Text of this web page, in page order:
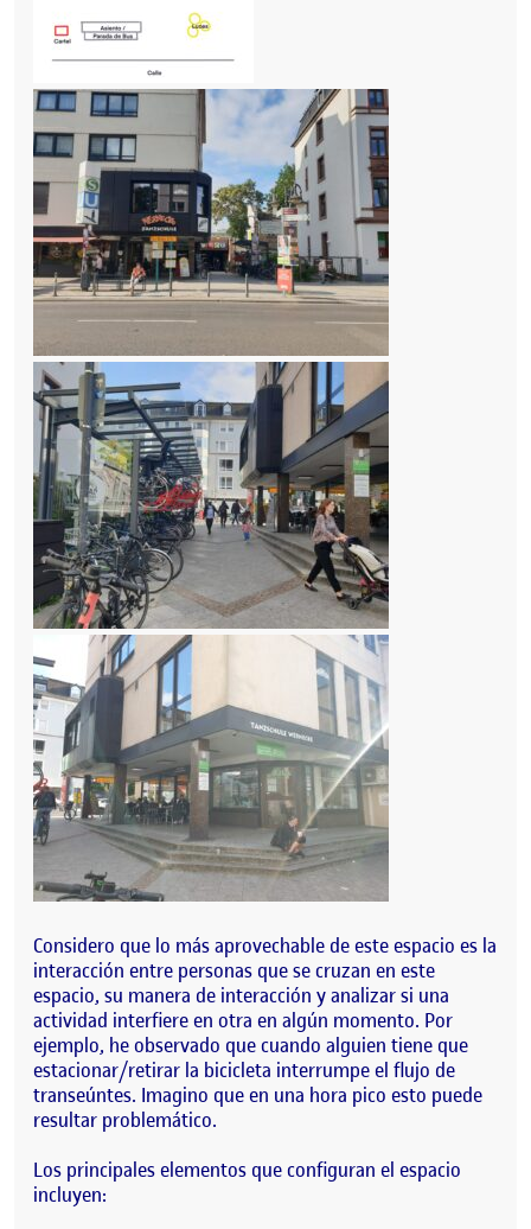
Considero que lo más aprovechable de este espacio es la
interacción entre personas que se cruzan en este
espacio, su manera de interacción y analizar si una
actividad interfiere en otra en algún momento. Por
ejemplo, he observado que cuando alguien tiene que
estacionar/retirar la bicicleta interrumpe el flujo de
transeúntes. Imagino que en una hora pico esto puede
resultar problemático.
Los principales elementos que configuran el espacio
incluyen: